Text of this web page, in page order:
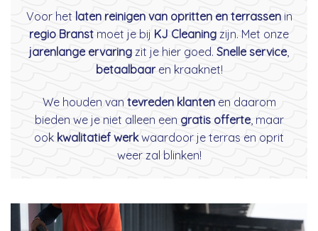
Voor het laten reinigen van opritten en terrassenin
regio Branst moet je bij KJ Cleaning zijn. Met onze
jarenlange ervaring zit je hier goed. Snelle service,
betaalbaaren kraaknet!
We houden van tevreden klantenen daarom
bieden we je niet alleen een gratis offerte, maar
ook kwalitatief werkwaardoor je terras en oprit
weer zal blinken!